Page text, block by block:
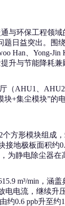
与环保工程领
日益突出。围
Han、Yong-
升与节能降耗兼
AHU1、
+集尘模块”的
方形模块组成
地极板面积约
为静电除尘器
m³/min，
电流，继续升
0.6 ppb升至